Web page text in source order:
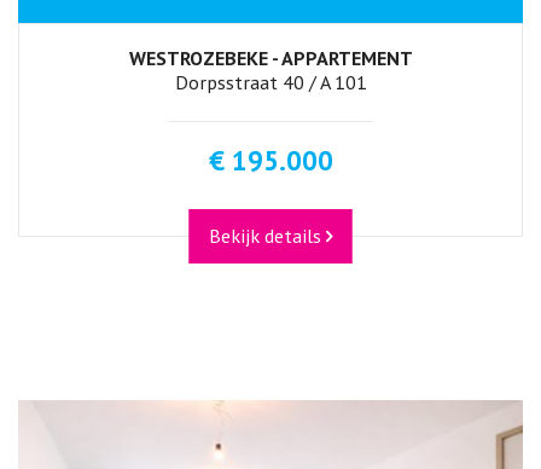
WESTROZEBEKE - APPARTEMENT
Dorpsstraat 40 / A 101
€ 195.000
Bekijk details